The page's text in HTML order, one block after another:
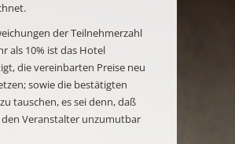
der Teilnehmerzahl
als 10% ist das Hotel
die vereinbarten Preise neu
sowie die bestätigten
tauschen, es sei denn, daß
Veranstalter unzumutbar